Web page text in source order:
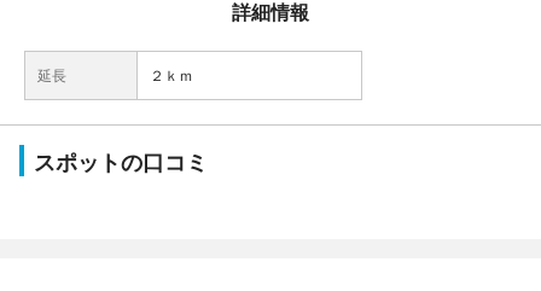
詳細情報
延長 ２ｋｍ
スポットの口コミ